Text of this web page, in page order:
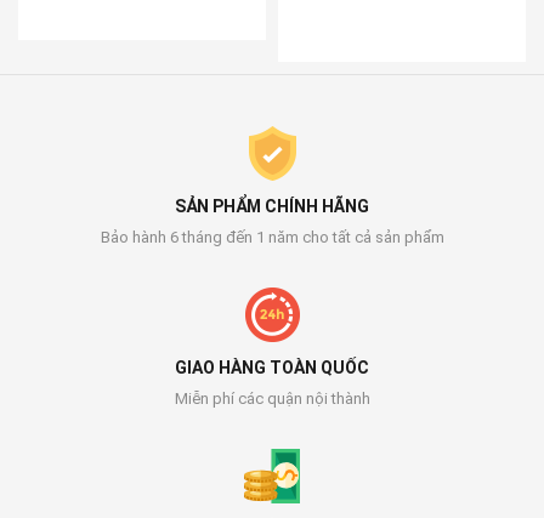
SẢN PHẨM CHÍNH HÃNG
Bảo hành 6 tháng đến 1 năm cho tất cả sản phẩm
GIAO HÀNG TOÀN QUỐC
Miễn phí các quận nội thành